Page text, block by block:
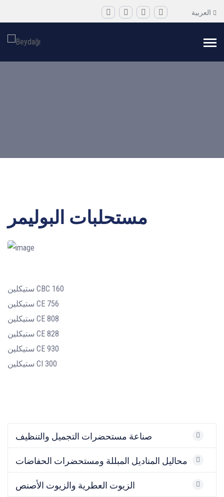
العربية
مستحلبات البوليمر
ستيكلين CBC 160
ستيكلين CE 756
ستيكلين CE 808
ستيكلين CE 828
ستيكلين CE 930
ستيكلين CI 300
صناعة مستحضرات التجميل والتنظيف
محاليل المناديل المبللة ومستحضرات الحفاضات
الزيوت العطرية والزيوت الأصنص